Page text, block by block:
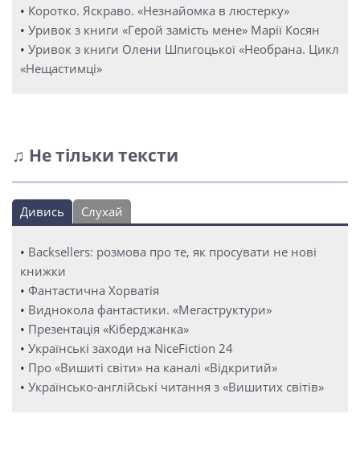
• Коротко. Яскраво. «Незнайомка в люстерку»
• Уривок з книги «Герой замість мене» Марії Косян
• Уривок з книги Олени Шпигоцької «Необрана. Цикл
«Нещастимці»
♫ Не тільки тексти
Дивись Слухай
• Backsellers: розмова про те, як просувати не нові
книжки
• Фантастична Хорватія
• Виднокола фантастики. «Мегаструктури»
• Презентація «Кіберджанка»
• Українські заходи на NiceFiction 24
• Про «Вишиті світи» на каналі «Відкритий»
• Українсько-англійські читання з «Вишитих світів»